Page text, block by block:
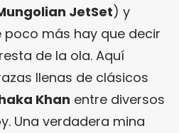
JetSet) y
poco más hay que decir
de la ola. Aquí
llenas de clásicos
Khan entre diversos
Una verdadera mina